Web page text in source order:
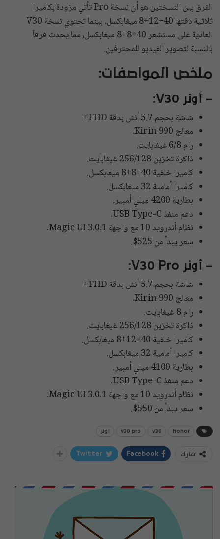
الفرق بين النسختين هو أن نسخة Pro تأتي مزودة بكاميرا
ثلاثية دقتها 40+12+8 ميغابكسل، بينما تحتوي نسخة V30
العادية على مستشعر 40+8+8 ميغابكسل، مما يحدث فرقاً
بالنسبة لتصوير الفيديو للمحترفين.
ملخص المواصفات:
– أونر V30:
شاشة بحجم 5.7 أنش بدقة FHD+
معالج Kirin 990.
رام 6/8 غيغابايت.
ذاكرة تخزين 256/128 غيغابايت.
كاميرا خلفية 40+8+8 ميغابكسل.
كاميرا أمامية 32 ميغابكسل.
بطارية 4200 ميلي أمبير.
دعم منفذ USB Type-C.
نظام أندرويد 10 مع واجهة Magic UI 3.0.1.
سعر يبدأ من 525$.
– أونر V30 Pro:
شاشة بحجم 5.7 أنش بدقة FHD+
معالج Kirin 990.
رام 8 غيغابايت.
ذاكرة تخزين 256/128 غيغابايت.
كاميرا خلفية 40+12+8 ميغابكسل.
كاميرا أمامية 32 ميغابكسل.
بطارية 4100 ميلي أمبير.
دعم منفذ USB Type-C.
نظام أندرويد 10 مع واجهة Magic UI 3.0.1.
سعر يبدأ من 550$.
honor
v30
v30 pro اونر
شارك Facebook
Twitter